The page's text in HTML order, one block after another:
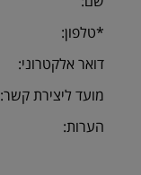
*טלפון:
דואר אלקטרוני:
מועד ליצירת קשר:
הערות: